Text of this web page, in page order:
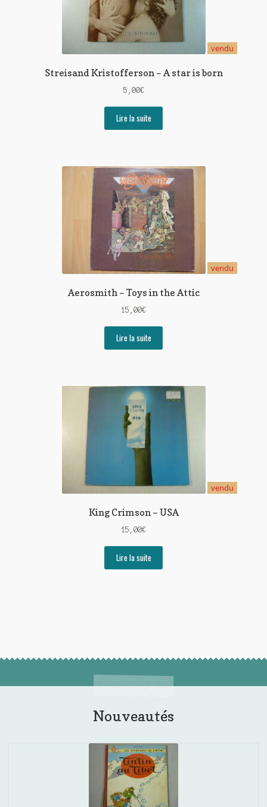
vendu
Streisand Kristofferson – A star is born
5,00€
Lire la suite
vendu
Aerosmith – Toys in the Attic
15,00€
Lire la suite
vendu
King Crimson – USA
15,00€
Lire la suite
Nouveautés